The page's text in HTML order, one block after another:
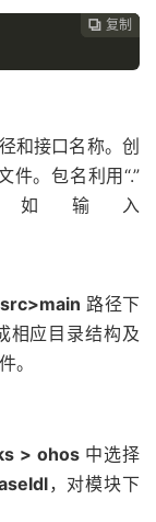
 复制
 复制
 复制
和接口名称。创
件。包名利用“.”
输入
src>main 路径下
相应目录结构及
。
> ohos中选择
，对模块下